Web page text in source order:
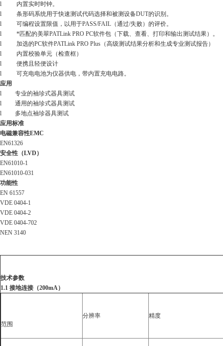
l 内置实时时钟。
l 条形码系统用于快速测试代码选择和被测设备DUT的识别。
l 可编程设置限值，以用于PASS/FAIL （通过/失败）的评价。
l *匹配的美翠PATLink PRO PC软件包（下载、查看、打印和输出测试结果）。
l 加选的PC软件PATLink PRO Plus （高级测试结果分析和生成专业测试报告）
l 内置校验单元（检查框）
l 便携且轻便设计
l 可充电电池为仪器供电，带内置充电电路。
应用
l 专业的袖珍式器具测试
l 通用的袖珍式器具测试
l 多地点袖珍器具测试
应用标准
电磁兼容性EMC
EN61326
安全性（LVD ）
EN61010-1
EN61010-031
功能性
EN 61557
VDE 0404-1
VDE 0404-2
VDE 0404-702
NEN 3140
技术参数
1.1 接地连接（200mA）
范围
分辨率 精度